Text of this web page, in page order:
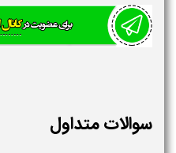
سوالات متداول